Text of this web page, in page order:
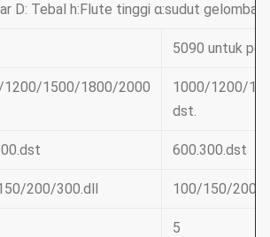
D: Tebal h:Flute tinggi α:sudut
5090 untuk
1200/1500/1800/2000
1000/1200/
dst.
600.300.dst
200/300.dll 100/150/200/
5